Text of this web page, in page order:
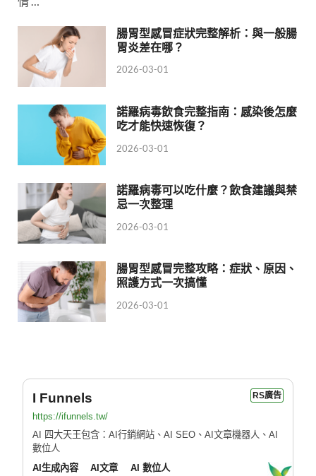
腸胃型感冒症狀完整解析：與一般腸
胃炎差在哪？
2026-03-01
諾羅病毒飲食完整指南：感染後怎麼
吃才能快速恢復？
2026-03-01
諾羅病毒可以吃什麼？飲食建議與禁
忌一次整理
2026-03-01
腸胃型感冒完整攻略：症狀、原因、
照護方式一次搞懂
2026-03-01
I Funnels RS廣告
https://ifunnels.tw/
AI 四大天王包含：AI行銷網站、AI SEO、AI文章機器人、AI
數位人
AI生成內容
AI文章 AI 數位人